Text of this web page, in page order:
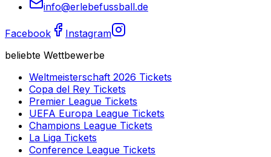
info@erlebefussball.de
Facebook
Instagram
beliebte Wettbewerbe
Weltmeisterschaft 2026 Tickets
Copa del Rey Tickets
Premier League Tickets
UEFA Europa League Tickets
Champions League Tickets
La Liga Tickets
Conference League Tickets